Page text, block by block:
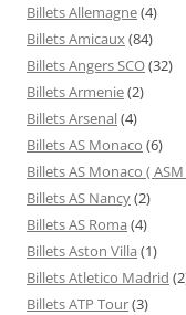
Billets Allemagne(4)
Billets Amicaux(84)
Billets Angers SCO(32)
Billets Armenie(2)
Billets Arsenal(4)
Billets AS Monaco (6)
Billets AS Monaco (
Billets AS Nancy(2)
Billets AS Roma (4)
Billets Aston Villa (1)
Billets Atletico Madrid
Billets ATP Tour(3)